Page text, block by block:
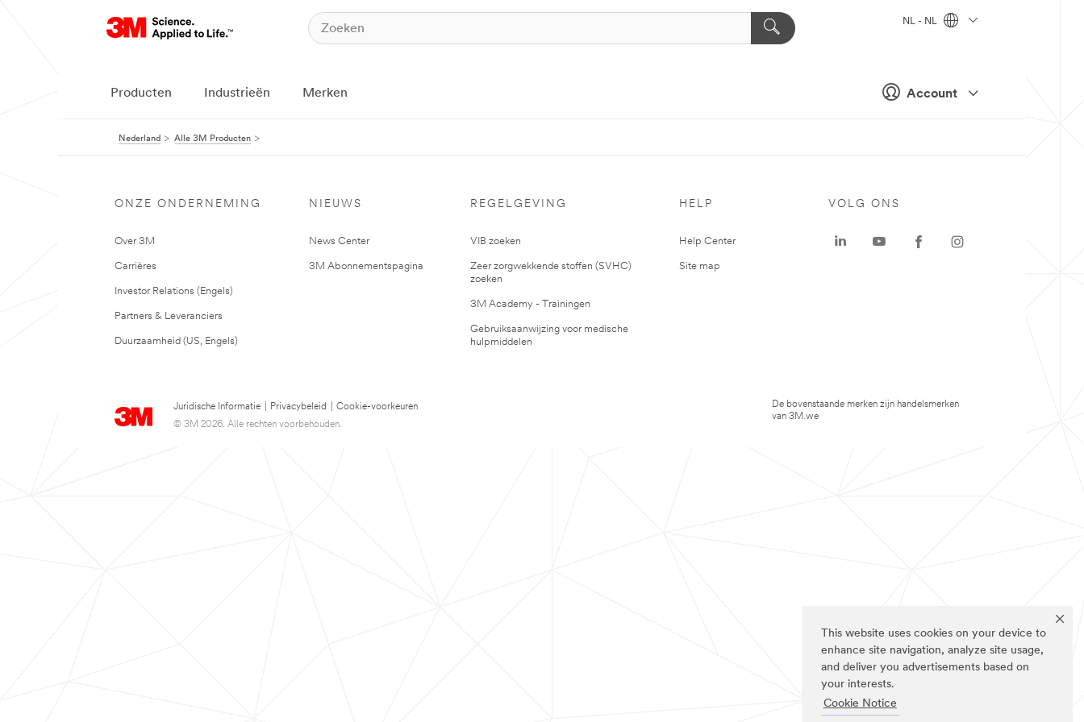
This website uses cookies on your device to
enhance site navigation, analyze site usage,
and deliver you advertisements based on
your interests.
Cookie Notice
Account
NL - NL
Producten Industrieën Merken
Nederland Alle 3M Producten
ONZE ONDERNEMING
Over 3M
Carrières
Investor Relations (Engels)
Partners & Leveranciers
Duurzaamheid (US, Engels)
NIEUWS
News Center
3M Abonnementspagina
REGELGEVING
VIB zoeken
Zeer zorgwekkende stoffen (SVHC)
zoeken
3M Academy - Trainingen
Gebruiksaanwijzing voor medische
hulpmiddelen
HELP
Help Center
Site map
Juridische Informatie Privacybeleid
Cookie-voorkeuren
© 3M 2026. Alle rechten voorbehouden.
VOLG ONS
De bovenstaande merken zijn handelsmerken
van 3M.we